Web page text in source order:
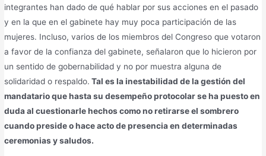
integrantes han dado de qué hablar por sus acciones en el pasado
y en la que en el gabinete hay muy poca participación de las
mujeres. Incluso, varios de los miembros del Congreso que votaron
a favor de la confianza del gabinete, señalaron que lo hicieron por
un sentido de gobernabilidad y no por muestra alguna de
solidaridad o respaldo. Tal es la inestabilidad de la gestión del
mandatario que hasta su desempeño protocolar se ha puesto en
duda al cuestionarle hechos como no retirarse el sombrero
cuando preside o hace acto de presencia en determinadas
ceremonias y saludos.